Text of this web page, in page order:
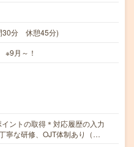
30分 休憩45分)
月～！
ントの取得＊対応履歴の入力
寧な研修、OJT体制あり（…